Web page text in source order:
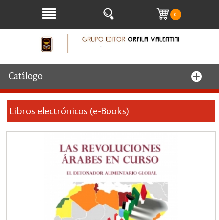
0
Catálogo
Libros electrónicos (e-Books)